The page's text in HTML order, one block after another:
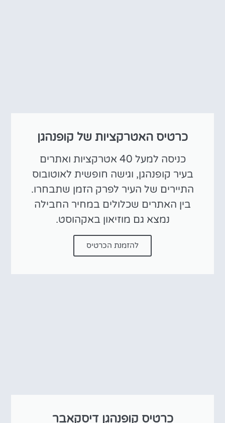
כרטיס האטרקציות של קופנהגן
כניסה למעל 40 אטרקציות ואתרים
בעיר קופנהגן, וגישה חופשית לאוטובוס
התיירים של העיר לפרק הזמן שתבחרו.
בין האתרים שכלולים במחיר החבילה
נמצא גם מוזיאון באקהוסט.
להזמנת הכרטיס
כרטיס קופנהגן דיסקאבר